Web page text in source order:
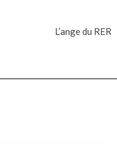
L’ange du RER